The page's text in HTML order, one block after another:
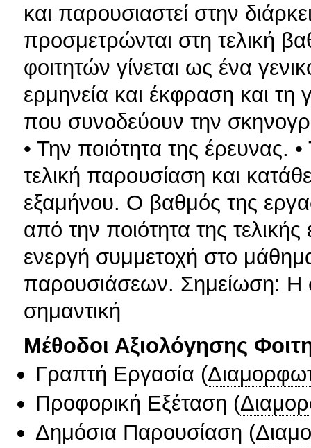
και παρουσιαστεί στην
προσμετρώνται στη τελική
φοιτητών γίνεται ως ένα
ερμηνεία και έκφραση και
που συνοδεύουν την
• Την ποιότητα της έρευνας.
τελική παρουσίαση και
εξαμήνου. Ο βαθμός της
από την ποιότητα της
ενεργή συμμετοχή στο
παρουσιάσεων. Σημείωση: Η
σημαντική
Μέθοδοι Αξιολόγησης
Γραπτή Εργασία (
Προφορική Εξέταση (
Δημόσια Παρουσίαση (